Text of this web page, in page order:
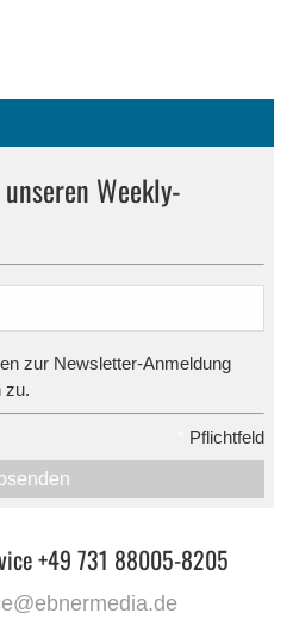
Weekly-
zur Newsletter-Anmeldung
zu.
Pflichtfeld
+49 731 88005-8205